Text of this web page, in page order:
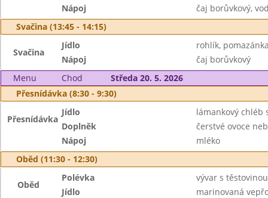
Nápoj
čaj borůvkový,
Svačina (13:45 - 14:15)
Svačina
Jídlo
rohlík,
Nápoj
čaj borůvkový
Menu
Chod
Středa 20. 5. 2026
Přesnídávka (8:30 - 9:30)
Přesnídávka
Jídlo
lámankový chléb
Doplněk
čerstvé ovoce
Nápoj
mléko
Oběd (11:30 - 12:30)
Oběd
Polévka
vývar s těstovinou
Jídlo
marinovaná